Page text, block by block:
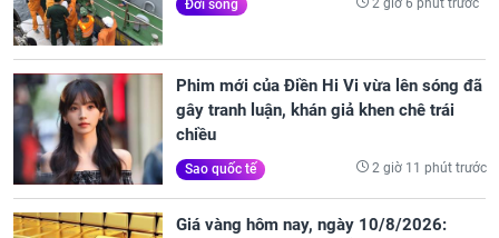
Đời sống 2 giờ 6 phút trước
Phim mới của Điền Hi Vi vừa lên sóng đã
gây tranh luận, khán giả khen chê trái
chiều
Sao quốc tế 2 giờ 11 phút trước
Giá vàng hôm nay, ngày 10/8/2026: